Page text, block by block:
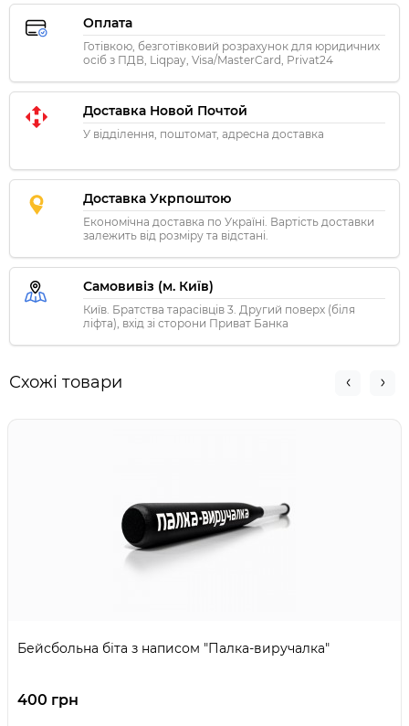
Оплата
Готівкою, безготівковий розрахунок для юридичних
осіб з ПДВ, Liqpay, Visa/MasterCard, Privat24
Доставка Новой Почтой
У відділення, поштомат, адресна доставка
Доставка Укрпоштою
Економічна доставка по Україні. Вартість доставки
залежить від розміру та відстані.
Самовивіз (м. Київ)
Київ. Братства тарасівців 3. Другий поверх (біля
ліфта), вхід зі сторони Приват Банка
Схожі товари
Бейсбольна біта з написом "Палка-виручалка"
400 грн